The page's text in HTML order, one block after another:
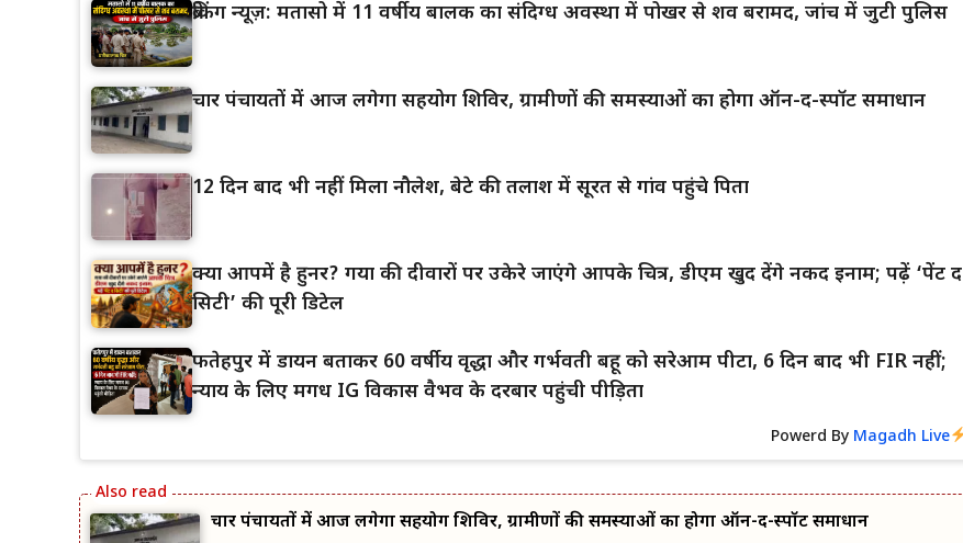
ब्रेकिंग न्यूज़: मतासो में 11 वर्षीय बालक का संदिग्ध अवस्था में पोखर से शव बरामद, जांच में जुटी पुलिस
चार पंचायतों में आज लगेगा सहयोग शिविर, ग्रामीणों की समस्याओं का होगा ऑन-द-स्पॉट समाधान
12 दिन बाद भी नहीं मिला नौलेश, बेटे की तलाश में सूरत से गांव पहुंचे पिता
क्या आपमें है हुनर? गया की दीवारों पर उकेरे जाएंगे आपके चित्र, डीएम खुद देंगे नकद इनाम; पढ़ें ‘पेंट द
सिटी’ की पूरी डिटेल
फतेहपुर में डायन बताकर 60 वर्षीय वृद्धा और गर्भवती बहू को सरेआम पीटा, 6 दिन बाद भी FIR नहीं;
न्याय के लिए मगध IG विकास वैभव के दरबार पहुंची पीड़िता
Powerd By Magadh Live
चार पंचायतों में आज लगेगा सहयोग शिविर, ग्रामीणों की समस्याओं का होगा ऑन-द-स्पॉट समाधान